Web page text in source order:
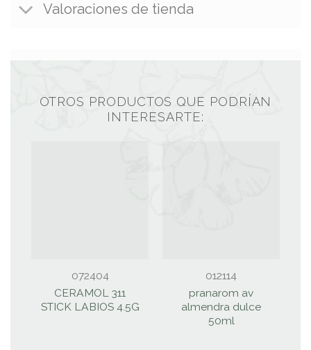
Valoraciones de tienda
OTROS PRODUCTOS QUE PODRÍAN
INTERESARTE:
072404
CERAMOL 311
STICK LABIOS 4.5G
012114
pranarom av
almendra dulce
50ml